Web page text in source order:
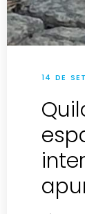
14 DE